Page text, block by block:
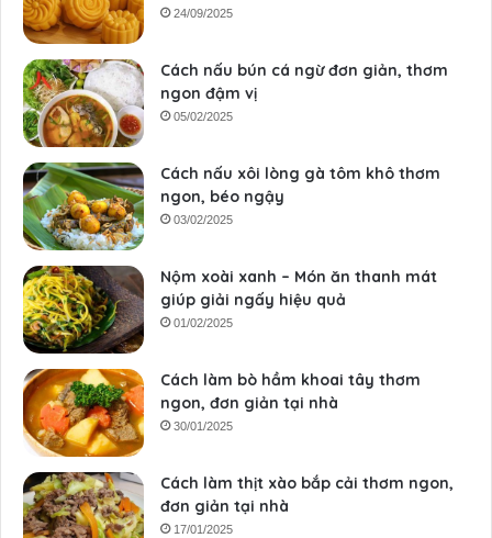
24/09/2025
Cách nấu bún cá ngừ đơn giản, thơm
ngon đậm vị
05/02/2025
Cách nấu xôi lòng gà tôm khô thơm
ngon, béo ngậy
03/02/2025
Nộm xoài xanh – Món ăn thanh mát
giúp giải ngấy hiệu quả
01/02/2025
Cách làm bò hầm khoai tây thơm
ngon, đơn giản tại nhà
30/01/2025
Cách làm thịt xào bắp cải thơm ngon,
đơn giản tại nhà
17/01/2025